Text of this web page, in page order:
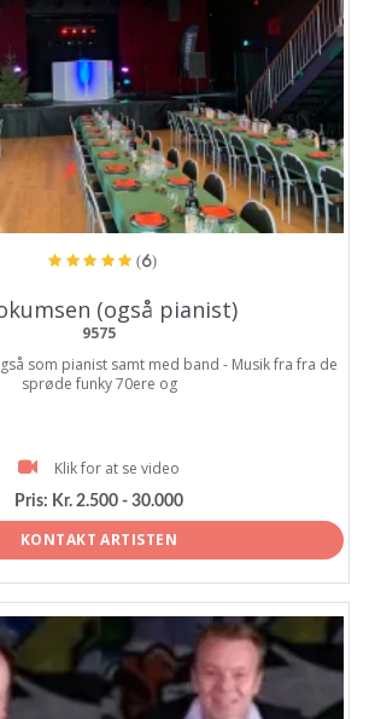
(6)
(også pianist)
9575
som pianist samt med band - Musik fra fra de
sprøde funky 70ere og
Klik for at se video
Pris: Kr. 2.500 - 30.000
KONTAKT ARTISTEN